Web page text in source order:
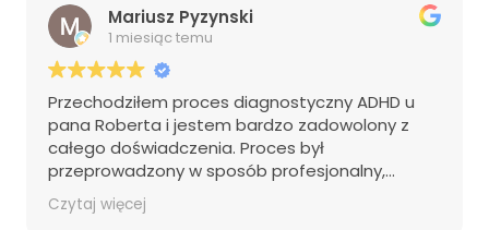
Mariusz Pyzynski
1 miesiąc temu
Przechodziłem proces diagnostyczny ADHD u
pana Roberta i jestem bardzo zadowolony z
całego doświadczenia. Proces był
przeprowadzony w sposób profesjonalny,
sprawny i przyjazny, a wszystkie etapy zostały
jasno wyjaśnione. Pan Robert stworzył
Czytaj więcej